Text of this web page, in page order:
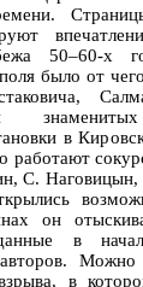
50–60-х
было от
в
работают
С.
он
в
Можно
в